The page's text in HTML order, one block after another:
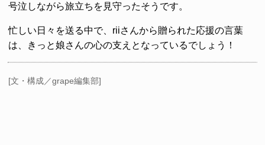
号泣しながら旅立ちを見守ったそうです。
忙しい日々を送る中で、riiさんから贈られた応援の言葉
は、きっと娘さんの心の支えとなっているでしょう！
[文・構成／grape編集部]